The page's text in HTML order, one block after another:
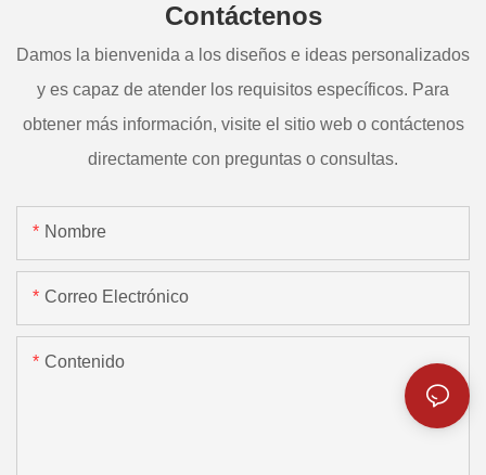
Contáctenos
Damos la bienvenida a los diseños e ideas personalizados
y es capaz de atender los requisitos específicos. Para
obtener más información, visite el sitio web o contáctenos
directamente con preguntas o consultas.
Nombre
Correo Electrónico
Contenido